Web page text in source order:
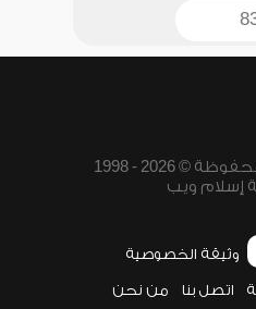
جميع الحقوق محفوظة © 2026 - 1998
إسلام ويب
وثيقة الخصوصية
اتصل بنا من نحن